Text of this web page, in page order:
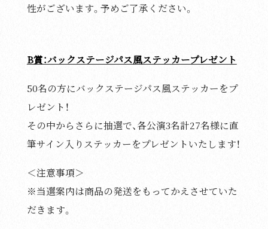
性がございます。予めご了承ください。
B賞：バックステージパス風ステッカープレゼント
50名の方にバックステージパス風ステッカーをプ
レゼント！
その中からさらに抽選で、各公演3名計27名様に直
筆サイン入りステッカーをプレゼントいたします！
＜注意事項＞
※当選案内は商品の発送をもってかえさせていた
だきます。